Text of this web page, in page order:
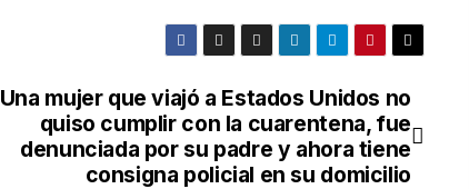
Una mujer que viajó a Estados Unidos no
quiso cumplir con la cuarentena, fue
denunciada por su padre y ahora tiene
consigna policial en su domicilio